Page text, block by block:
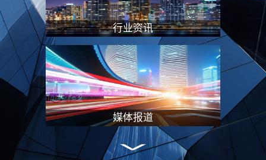
行业资讯
媒体报道